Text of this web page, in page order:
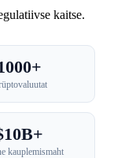
kaitse.
kauplemismaht